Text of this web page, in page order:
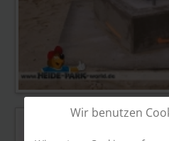
Wir benutzen